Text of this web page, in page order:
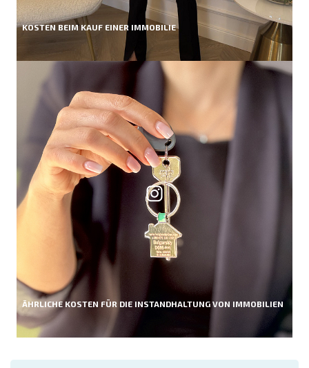
KOSTEN BEIM KAUF EINER IMMOBILIE
ÄHRLICHE KOSTEN FÜR DIE INSTANDHALTUNG VON IMMOBILIEN